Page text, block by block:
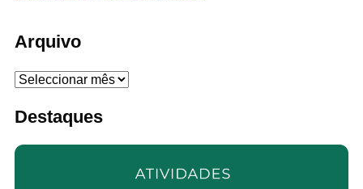
Arquivo
Arquivo
Destaques